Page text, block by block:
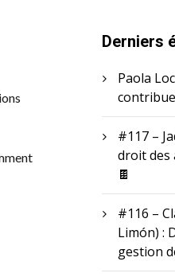
Derniers
Paola
#117 –
droit des
🍫
#116 –
Limón) :
gestion